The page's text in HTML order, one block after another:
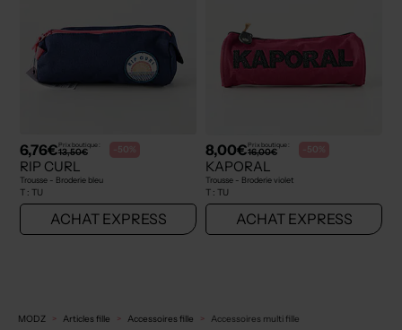
6,76€Prix boutique :
13,50€ -50%
RIP CURL
Trousse - Broderie bleu
T : TU
ACHAT EXPRESS
8,00€Prix boutique :
16,00€ -50%
KAPORAL
Trousse - Broderie violet
T : TU
ACHAT EXPRESS
MODZ Articles fille Accessoires fille Accessoires multi fille